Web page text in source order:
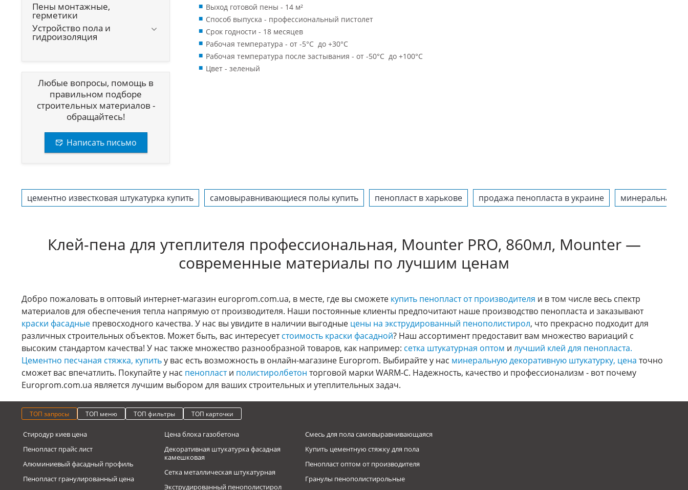
Пены монтажные,
герметики
Устройство пола и
гидроизоляция
Любые вопросы, помощь в
правильном подборе
строительных материалов -
обращайтесь!
Написать письмо
Выход готовой пены - 14 м²
Способ выпуска - профессиональный пистолет
Срок годности - 18 месяцев
Рабочая температура - от -5°С до +30°С
Рабочая температура после застывания - от -50°С до +100°С
Цвет - зеленый
цементно известковая штукатурка купить самовыравнивающиеся полы купить пенопласт в харькове продажа пенопласта в украине минеральная
Клей-пена для утеплителя профессиональная, Mounter PRO, 860мл, Mounter —
современные материалы по лучшим ценам
Добро пожаловать в оптовый интернет-магазин europrom.com.ua, в месте, где вы сможете купить пенопласт от производителя и в том числе весь спектр
материалов для обеспечения тепла напрямую от производителя. Наши постоянные клиенты предпочитают наше производство пенопласта и заказывают
краски фасадные превосходного качества. У нас вы увидите в наличии выгодные цены на экструдированный пенополистирол, что прекрасно подходит для
различных строительных объектов. Может быть, вас интересуетстоимость краски фасадной? Наш ассортимент предоставит вам множество вариаций с
высоким стандартом качества! У нас также множество разнообразной товаров, как например: сетка штукатурная оптом и лучший клей для пенопласта.
Цементно песчаная стяжка, купитьу вас есть возможность в онлайн-магазине Europrom. Выбирайте у нас минеральную декоративную штукатурку, цена точно
сможет вас впечатлить. Покупайте у нас пенопласти полистиролбетон торговой марки WARM-C. Надежность, качество и профессионализм - вот почему
Europrom.com.ua является лучшим выбором для ваших строительных и утеплительных задач.
ТОП запросы ТОП меню ТОП фильтры ТОП карточки
Стиродур киев цена
Пенопласт прайс лист
Алюминиевый фасадный профиль
Пенопласт гранулированный цена
Цена блока газобетона
Декоративная штукатурка фасадная
камешковая
Сетка металлическая штукатурная
Экструдированный пенополистирол
Смесь для пола самовыравнивающаяся
Купить цементную стяжку для пола
Пенопласт оптом от производителя
Гранулы пенополистирольные